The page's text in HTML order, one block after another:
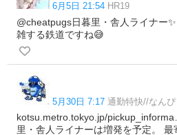
6月5日 21:54 HR19
@cheatpugs日暮里・舎人ライナー
雑する鉄道ですね😅
5月30日 7:17 通勤特快//なんぴ
kotsu.metro.tokyo.jp/
里・舎人ライナーは増発を予定。